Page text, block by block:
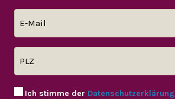
Ich stimme der Datenschutzerklärung